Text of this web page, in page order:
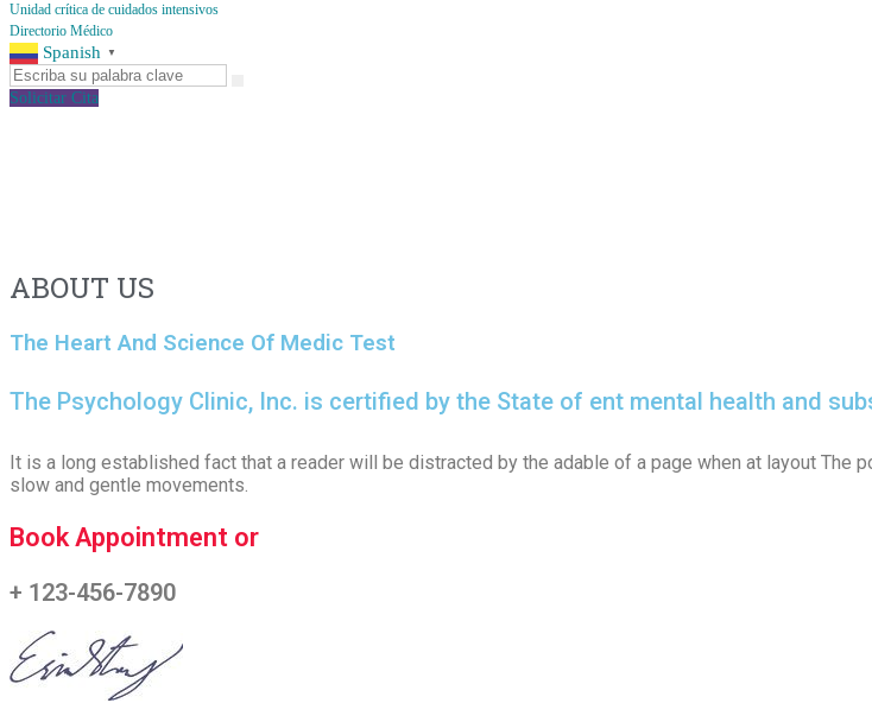
Unidad crítica de cuidados intensivos
Directorio Médico
Spanish ▼
Solicitar Cita
ABOUT US
The Heart And Science Of Medic Test
The Psychology Clinic, Inc. is certified by the State of ent mental health and
It is a long established fact that a reader will be distracted by the adable of a page when at layout The
slow and gentle movements.
Book Appointment or
+ 123-456-7890